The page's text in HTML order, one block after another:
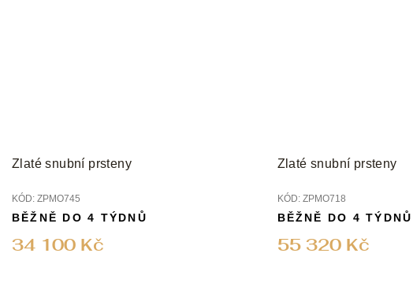
Zlaté snubní prsteny
KÓD: ZPMO745
34 100 Kč
BĚŽNĚ DO 4 TÝDNŮ
Zlaté snubní prsteny
KÓD: ZPMO718
55 320 Kč
BĚŽNĚ DO 4 TÝDNŮ